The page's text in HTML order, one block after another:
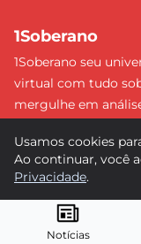
Notícias
1Soberano
1Soberano seu
virtual com tudo
mergulhe em
detalhe e faça parte
tricolor paulista.
© 2026
Usamos cookies
Ao continuar, você
Privacidade.